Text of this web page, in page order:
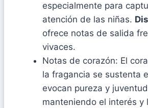
especialmente para
atención de las niñas.
ofrece notas de salida
vivaces.
Notas de corazón: El
la fragancia se sustenta
evocan pureza y
manteniendo el interés y